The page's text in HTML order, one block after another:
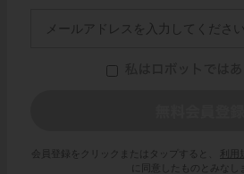
会員登録をクリックまたはタップすると、
利用
に同意したものとみなし